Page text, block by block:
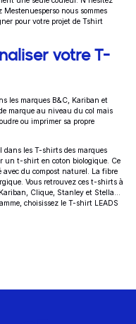
nous sommes
pour votre projet de Tshirt
votre T-
les marques B&C, Kariban et
marque au niveau du col mais
ou imprimer sa propre
dans les T-shirts des marques
un t-shirt en coton biologique. Ce
avec du compost naturel. La fibre
Vous retrouvez ces t-shirts à
Clique, Stanley et Stella…
choisissez le T-shirt LEADS